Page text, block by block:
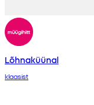
Lõhnaküünal
klaasist